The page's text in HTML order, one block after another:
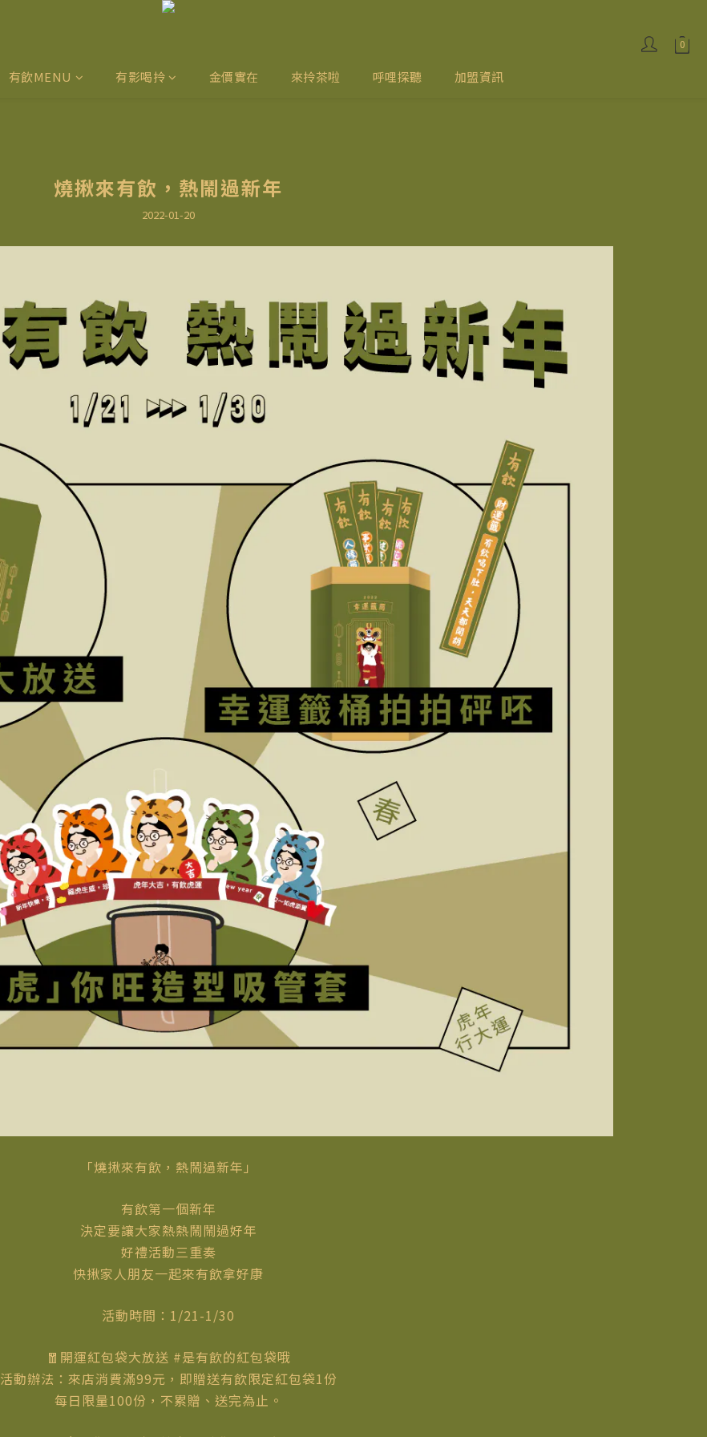
有飲MENU 有影喝拎 金價實在 來拎茶啦 呼哩探聽 加盟資訊
燒揪來有飲，熱鬧過新年
2022-01-20
「燒揪來有飲，熱鬧過新年」
有飲第一個新年
決定要讓大家熱熱鬧鬧過好年
好禮活動三重奏
快揪家人朋友一起來有飲拿好康
活動時間：1/21-1/30
🧧開運紅包袋大放送 #是有飲的紅包袋哦
活動辦法：來店消費滿99元，即贈送有飲限定紅包袋1份
每日限量100份，不累贈、送完為止。